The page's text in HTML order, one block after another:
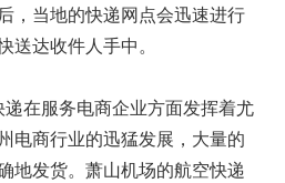
，当地的快递网点会迅速进行
送达收件人手中。
在服务电商企业方面发挥着尤
电商行业的迅猛发展，大量的
地发货。萧山机场的航空快递